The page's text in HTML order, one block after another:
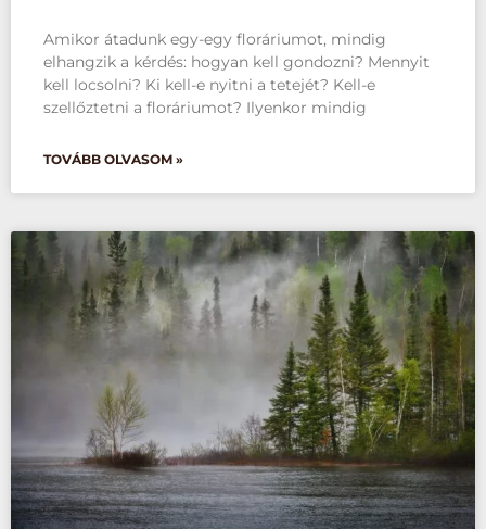
Amikor átadunk egy-egy floráriumot, mindig
elhangzik a kérdés: hogyan kell gondozni? Mennyit
kell locsolni? Ki kell-e nyitni a tetejét? Kell-e
szellőztetni a floráriumot? Ilyenkor mindig
TOVÁBB OLVASOM »